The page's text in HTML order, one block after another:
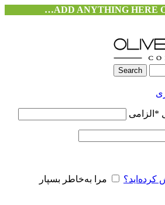
ADD ANYTHING HERE
Search
* الزامی
کرده‌اید؟ مرا به‌خاطر بسپار